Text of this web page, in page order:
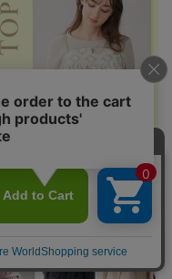
ニティ トップスカテゴリ